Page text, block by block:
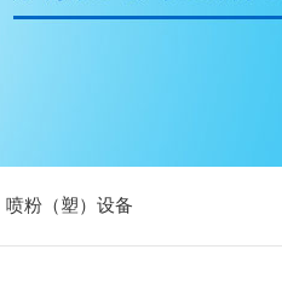
喷粉（塑）设备